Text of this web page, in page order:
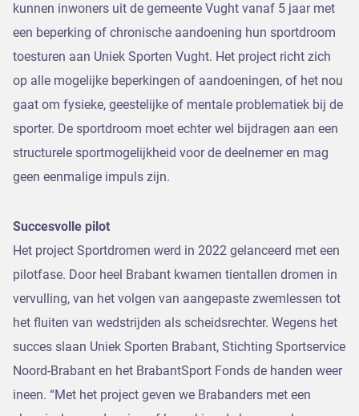
kunnen inwoners uit de gemeente Vught vanaf 5 jaar met
een beperking of chronische aandoening hun sportdroom
toesturen aan Uniek Sporten Vught. Het project richt zich
op alle mogelijke beperkingen of aandoeningen, of het nou
gaat om fysieke, geestelijke of mentale problematiek bij de
sporter. De sportdroom moet echter wel bijdragen aan een
structurele sportmogelijkheid voor de deelnemer en mag
geen eenmalige impuls zijn.
Succesvolle pilot
Het project Sportdromen werd in 2022 gelanceerd met een
pilotfase. Door heel Brabant kwamen tientallen dromen in
vervulling, van het volgen van aangepaste zwemlessen tot
het fluiten van wedstrijden als scheidsrechter. Wegens het
succes slaan Uniek Sporten Brabant, Stichting Sportservice
Noord-Brabant en het BrabantSport Fonds de handen weer
ineen. “Met het project geven we Brabanders met een